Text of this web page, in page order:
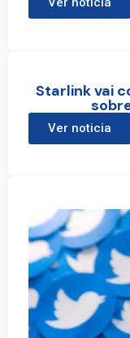
Starlink vai
Ver noticia